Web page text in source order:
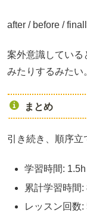
after / before /
案外意識している
みたりするみたい
まとめ
引き続き、順序立
学習時間: 1.5h
累計学習時間
レッスン回数